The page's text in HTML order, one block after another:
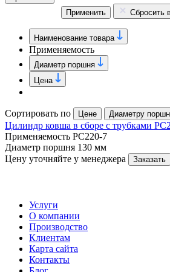
Применить
Сбросить
Наименование товара
Применяемость
Диаметр поршня
Цена
Сортировать по Цене Диаметру
Цилиндр ковша в сборе с трубками
Применяемость PC220-7
Диаметр поршня 130 мм
Цену уточняйте у менеджера
Заказать
Услуги
О компании
Производство
Клиентам
Карта сайта
Контакты